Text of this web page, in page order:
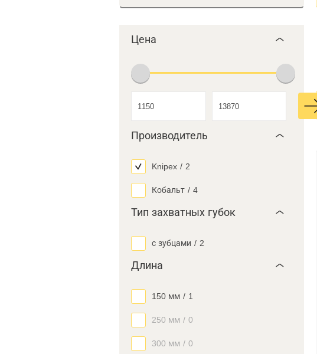
Цена
Производитель
Knipex / 2
Кобальт / 4
Тип захватных губок
с зубцами / 2
Длина
150 мм / 1
250 мм / 0
300 мм / 0